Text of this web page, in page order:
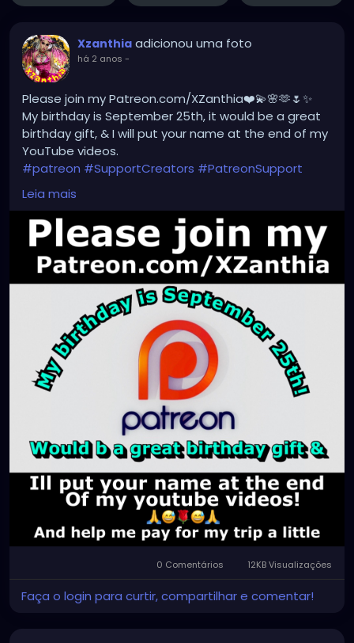
Xzanthia adicionou uma foto
há 2 anos -
Please join my Patreon.com/XZanthia❤️💫🌸🫶🌷✨
My birthday is September 25th, it would be a great
birthday gift, & I will put your name at the end of my
YouTube videos.
#patreon #SupportCreators #PatreonSupport
#ExclusiveContent
#BecomeAPatron
#CreatorsOnPatreon
#SupportArtists
#CreativeCommunity#BehindTheScenes
#CreatorEconomy
#IndependentCreator
#SubscribeNow#PatreonPerks #MembersOnly
#SupportSmallCreators#CreativeFunding
#SupportMyWork
Leia mais
0 Comentários 12KB Visualizações
Faça o login para curtir, compartilhar e comentar!